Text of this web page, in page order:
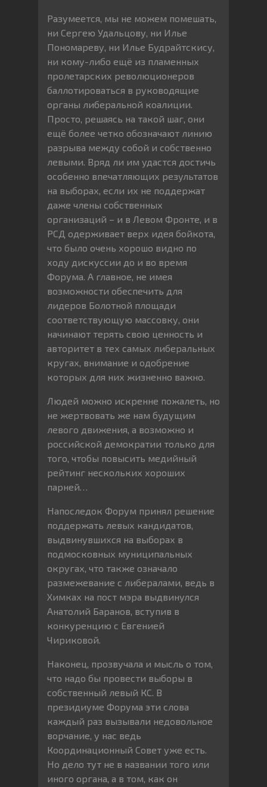
Разумеется, мы не можем помешать,
ни Сергею Удальцову, ни Илье
Пономареву, ни Илье Будрайтскису,
ни кому-либо ещё из пламенных
пролетарских революционеров
баллотироваться в руководящие
органы либеральной коалиции.
Просто, решаясь на такой шаг, они
ещё более четко обозначают линию
разрыва между собой и собственно
левыми. Вряд ли им удастся достичь
особенно впечатляющих результатов
на выборах, если их не поддержат
даже члены собственных
организаций – и в Левом Фронте, и в
РСД одерживает верх идея бойкота,
что было очень хорошо видно по
ходу дискуссии до и во время
Форума. А главное, не имея
возможности обеспечить для
лидеров Болотной площади
соответствующую массовку, они
начинают терять свою ценность и
авторитет в тех самых либеральных
кругах, внимание и одобрение
которых для них жизненно важно.
Людей можно искренне пожалеть, но
не жертвовать же нам будущим
левого движения, а возможно и
российской демократии только для
того, чтобы повысить медийный
рейтинг нескольких хороших
парней…
Напоследок Форум принял решение
поддержать левых кандидатов,
выдвинувшихся на выборах в
подмосковных муниципальных
округах, что также означало
размежевание с либералами, ведь в
Химках на пост мэра выдвинулся
Анатолий Баранов, вступив в
конкуренцию с Евгенией
Чириковой.
Наконец, прозвучала и мысль о том,
что надо бы провести выборы в
собственный левый КС. В
президиуме Форума эти слова
каждый раз вызывали недовольное
ворчание, у нас ведь
Координационный Совет уже есть.
Но дело тут не в названии того или
иного органа, а в том, как он